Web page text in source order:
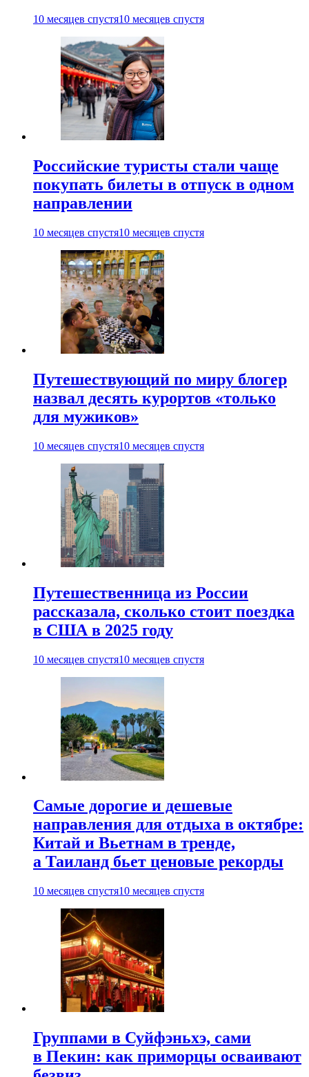
10 месяцев спустя10 месяцев спустя
Российские туристы стали чаще
покупать билеты в отпуск в одном
направлении
10 месяцев спустя10 месяцев спустя
Путешествующий по миру блогер
назвал десять курортов «только
для мужиков»
10 месяцев спустя10 месяцев спустя
Путешественница из России
рассказала, сколько стоит поездка
в США в 2025 году
10 месяцев спустя10 месяцев спустя
Самые дорогие и дешевые
направления для отдыха в октябре:
Китай и Вьетнам в тренде,
а Таиланд бьет ценовые рекорды
10 месяцев спустя10 месяцев спустя
Группами в Суйфэньхэ, сами
в Пекин: как приморцы осваивают